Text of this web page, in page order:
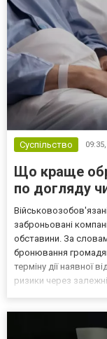
Суспільство 09:35,
Що краще
по догляду
заброньовані
обставини. За
бронювання
терміну дії наявної
ризики через